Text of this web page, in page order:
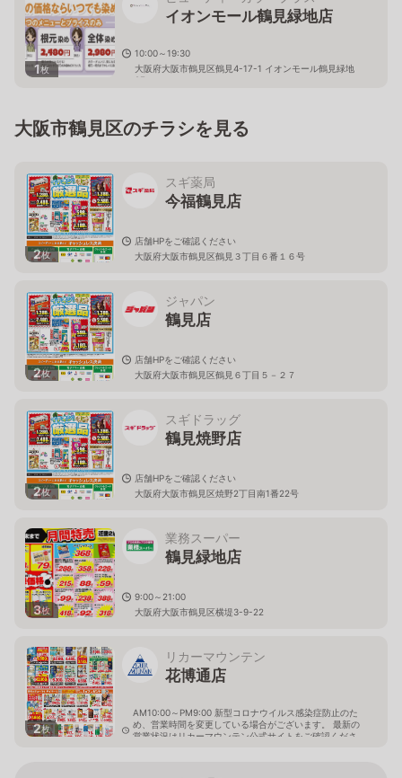
1枚
イオンモール鶴見緑地店
10:00～19:30
大阪府大阪市鶴見区鶴見4-17-1 イオンモール鶴見緑地
2F
大阪市鶴見区のチラシを見る
2枚
スギ薬局
今福鶴見店
店舗HPをご確認ください
大阪府大阪市鶴見区鶴見３丁目６番１６号
2枚
ジャパン
鶴見店
店舗HPをご確認ください
大阪府大阪市鶴見区鶴見６丁目５－２７
2枚
スギドラッグ
鶴見焼野店
店舗HPをご確認ください
大阪府大阪市鶴見区焼野2丁目南1番22号
3枚
業務スーパー
鶴見緑地店
9:00～21:00
大阪府大阪市鶴見区横堤3-9-22
2枚
リカーマウンテン
花博通店
AM10:00～PM9:00 新型コロナウイルス感染症防止のた
め、営業時間を変更している場合がございます。 最新の
営業状況はリカーマウンテン公式サイトをご確認くださ